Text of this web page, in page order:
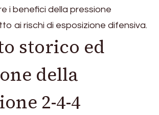
i benefici della pressione
ai rischi di esposizione difensiva.
storico ed
della
2-4-4